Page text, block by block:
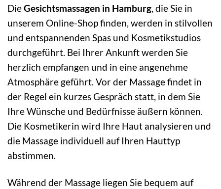
DieGesichtsmassagen in Hamburg, die Sie in
unserem Online-Shop finden, werden in stilvollen
und entspannenden Spas und Kosmetikstudios
durchgeführt. Bei Ihrer Ankunft werden Sie
herzlich empfangen und in eine angenehme
Atmosphäre geführt. Vor der Massage findet in
der Regel ein kurzes Gespräch statt, in dem Sie
Ihre Wünsche und Bedürfnisse äußern können.
Die Kosmetikerin wird Ihre Haut analysieren und
die Massage individuell auf Ihren Hauttyp
abstimmen.
Während der Massage liegen Sie bequem auf